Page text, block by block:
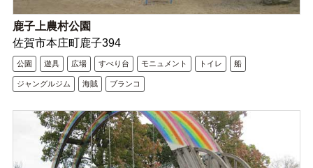
鹿子上農村公園
佐賀市本庄町鹿子394
公園 遊具 広場 すべり台 モニュメント トイレ 船
ジャングルジム 海賊 ブランコ